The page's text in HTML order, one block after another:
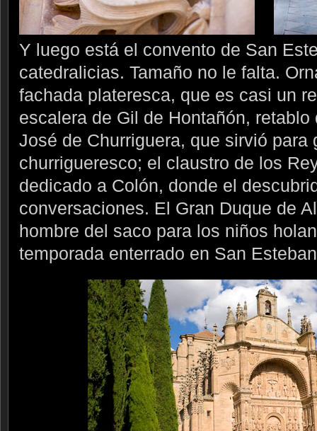
Y luego está el convento de San
catedralicias. Tamaño no le falta.
fachada plateresca, que es casi un
escalera de Gil de Hontañón,
José de Churriguera, que sirvió para
churrigueresco; el claustro de los
dedicado a Colón, donde el
conversaciones. El Gran Duque de
hombre del saco para los niños
temporada enterrado en San